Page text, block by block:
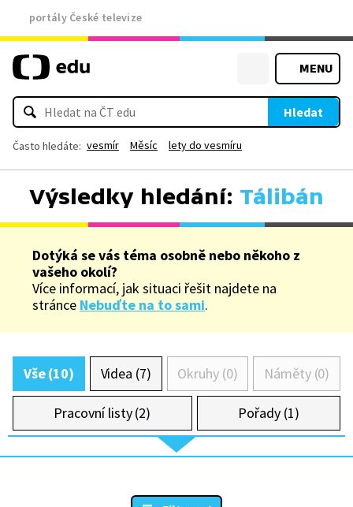
portály České televize
MENU
Hledat
Často hledáte: vesmír Měsíc lety do vesmíru
Výsledky hledání: Tálibán
Dotýká se vás téma osobně nebo někoho z
vašeho okolí?
Více informací, jak situaci řešit najdete na
stránce Nebuďte na to sami.
Vše (10) Videa (7) Okruhy (0) Náměty (0)
Pracovní listy (2) Pořady (1)